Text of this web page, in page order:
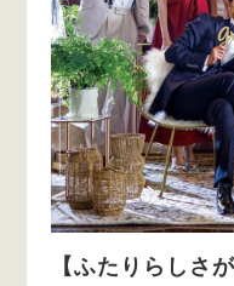
【ふたりらしさ